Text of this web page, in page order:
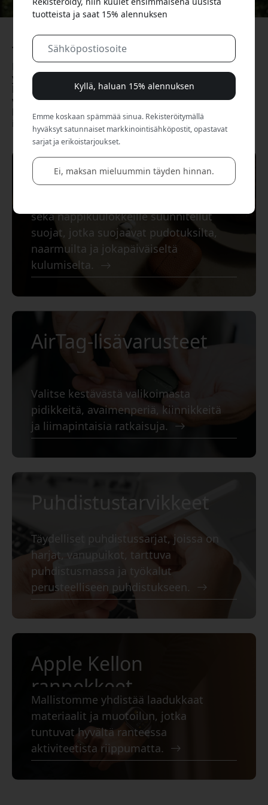
Teemme AirPodeista entistä paremmat.
Me hoidamme pienet
yksityiskohdat
kunnes ne alkavat kutittaa, luisua, likaantua tai jäävät
vaille suojaa. KeyBudz valmistaa yksinkertaisia
lisätarvikkeita, jotka poistavat nämä arjen harmit
ilman turhaa säätöä.
AirPods-lisävarusteet
sekä nappikuulokkeille suunnitellut
suojat, jotka suojaavat pudotuksilta,
naarmuilta ja jokapäiväiseltä
kulumiselta.
AirTag-lisävarusteet
Valitse kestävästä valikoimasta
pidikkeitä, avaimenperiä, kiinnikkeitä
ja liimapintaisia ratkaisuja.
Puhdistustarvikkeet
Täydelliset puhdistussarjat, joissa on
harjat, vanupuikot, tarttuva
puhdistusmassa ja työkalut
perusteelliseen puhdistukseen.
Apple Kellon
rannekkeet
Mallistomme yhdistää laadukkaat
materiaalit ja muotoilun, jotka
tuntuvat hyvältä ranteessa
aktiviteetista riippumatta.
tuotteista ja saat 15% alennuksen
Kyllä, haluan 15% alennuksen
Emme koskaan spämmää sinua. Rekisteröitymällä
hyväksyt satunnaiset markkinointisähköpostit, opastavat
sarjat ja erikoistarjoukset.
Ei, maksan mieluummin täyden hinnan.